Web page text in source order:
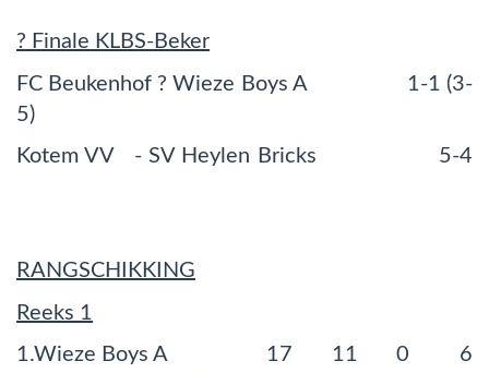
? Finale KLBS-Beker
FC Beukenhof ? Wieze Boys A 1-1 (3-
5)
Kotem VV - SV Heylen Bricks 5-4
RANGSCHIKKING
Reeks 1
1.Wieze Boys A 17 11 0 6